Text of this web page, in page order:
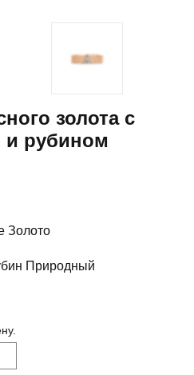
золота с
и рубином
Золото
Природный